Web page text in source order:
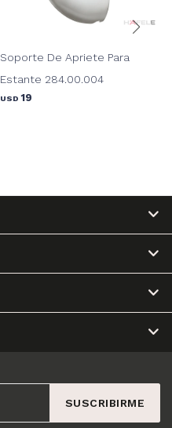
Soporte De Apriete Para
Estante 284.00.004
USD 19
SUSCRIBIRME